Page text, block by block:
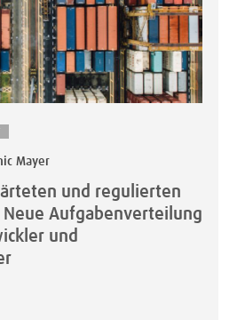
Mayer
und regulierten
Aufgabenverteilung
und